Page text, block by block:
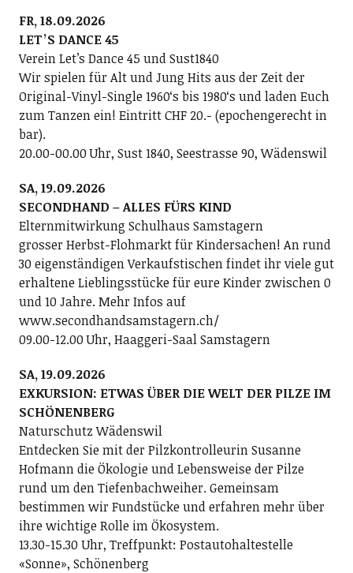
FR, 18.09.2026
LETʼS DANCE 45
Verein Letʼs Dance 45 und Sust1840
Wir spielen für Alt und Jung Hits aus der Zeit der
Original-Vinyl-Single 1960ʻs bis 1980ʻs und laden Euch
zum Tanzen ein! Eintritt CHF 20.- (epochengerecht in
bar).
20.00-00.00 Uhr, Sust 1840, Seestrasse 90, Wädenswil
SA, 19.09.2026
SECONDHAND – ALLES FÜRS KIND
Elternmitwirkung Schulhaus Samstagern
grosser Herbst-Flohmarkt für Kindersachen! An rund
30 eigenständigen Verkaufstischen findet ihr viele gut
erhaltene Lieblingsstücke für eure Kinder zwischen 0
und 10 Jahre. Mehr Infos auf
www.secondhandsamstagern.ch/
09.00-12.00 Uhr, Haaggeri-Saal Samstagern
SA, 19.09.2026
EXKURSION: ETWAS ÜBER DIE WELT DER PILZE IM
SCHÖNENBERG
Naturschutz Wädenswil
Entdecken Sie mit der Pilzkontrolleurin Susanne
Hofmann die Ökologie und Lebensweise der Pilze
rund um den Tiefenbachweiher. Gemeinsam
bestimmen wir Fundstücke und erfahren mehr über
ihre wichtige Rolle im Ökosystem.
13.30-15.30 Uhr, Treffpunkt: Postautohaltestelle
«Sonne», Schönenberg